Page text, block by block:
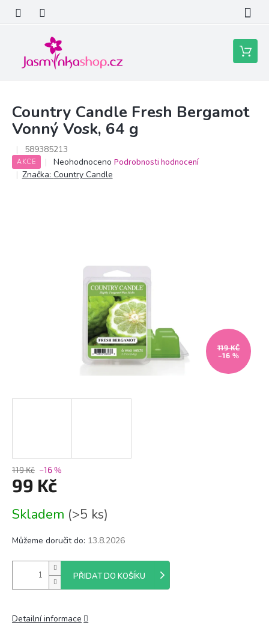
obsah
Nákupní
košík
Country Candle Fresh Bergamot
Vonný Vosk, 64 g
589385213
AKCE
Průměrné
hodnocení
Neohodnoceno Podrobnosti hodnocení
Značka: Country Candle
119 KČ
–16 %
119 Kč –16 %
99 Kč
cena:
Skladem (>5 ks)
Můžeme doručit do: 13.8.2026
PŘIDAT DO KOŠÍKU
Detailní informace